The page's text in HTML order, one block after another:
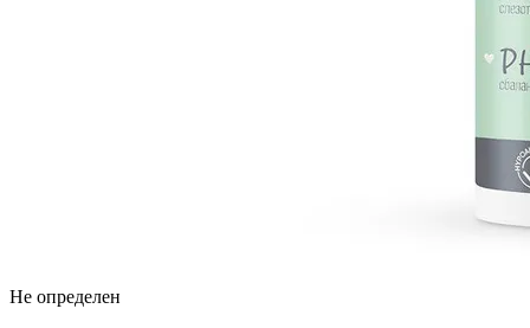
Не определен